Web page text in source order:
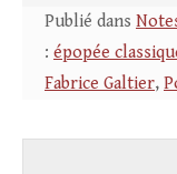
Publié dans
: épopée
Fabrice Galtier,